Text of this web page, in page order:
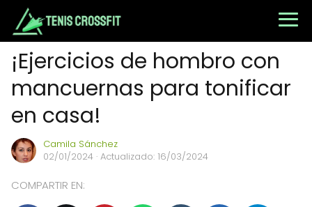
¡Ejercicios de hombro con
mancuernas para tonificar
en casa!
Camila Sánchez
02/01/2024 · Actualizado: 16/03/2024
COMPARTIR EN: